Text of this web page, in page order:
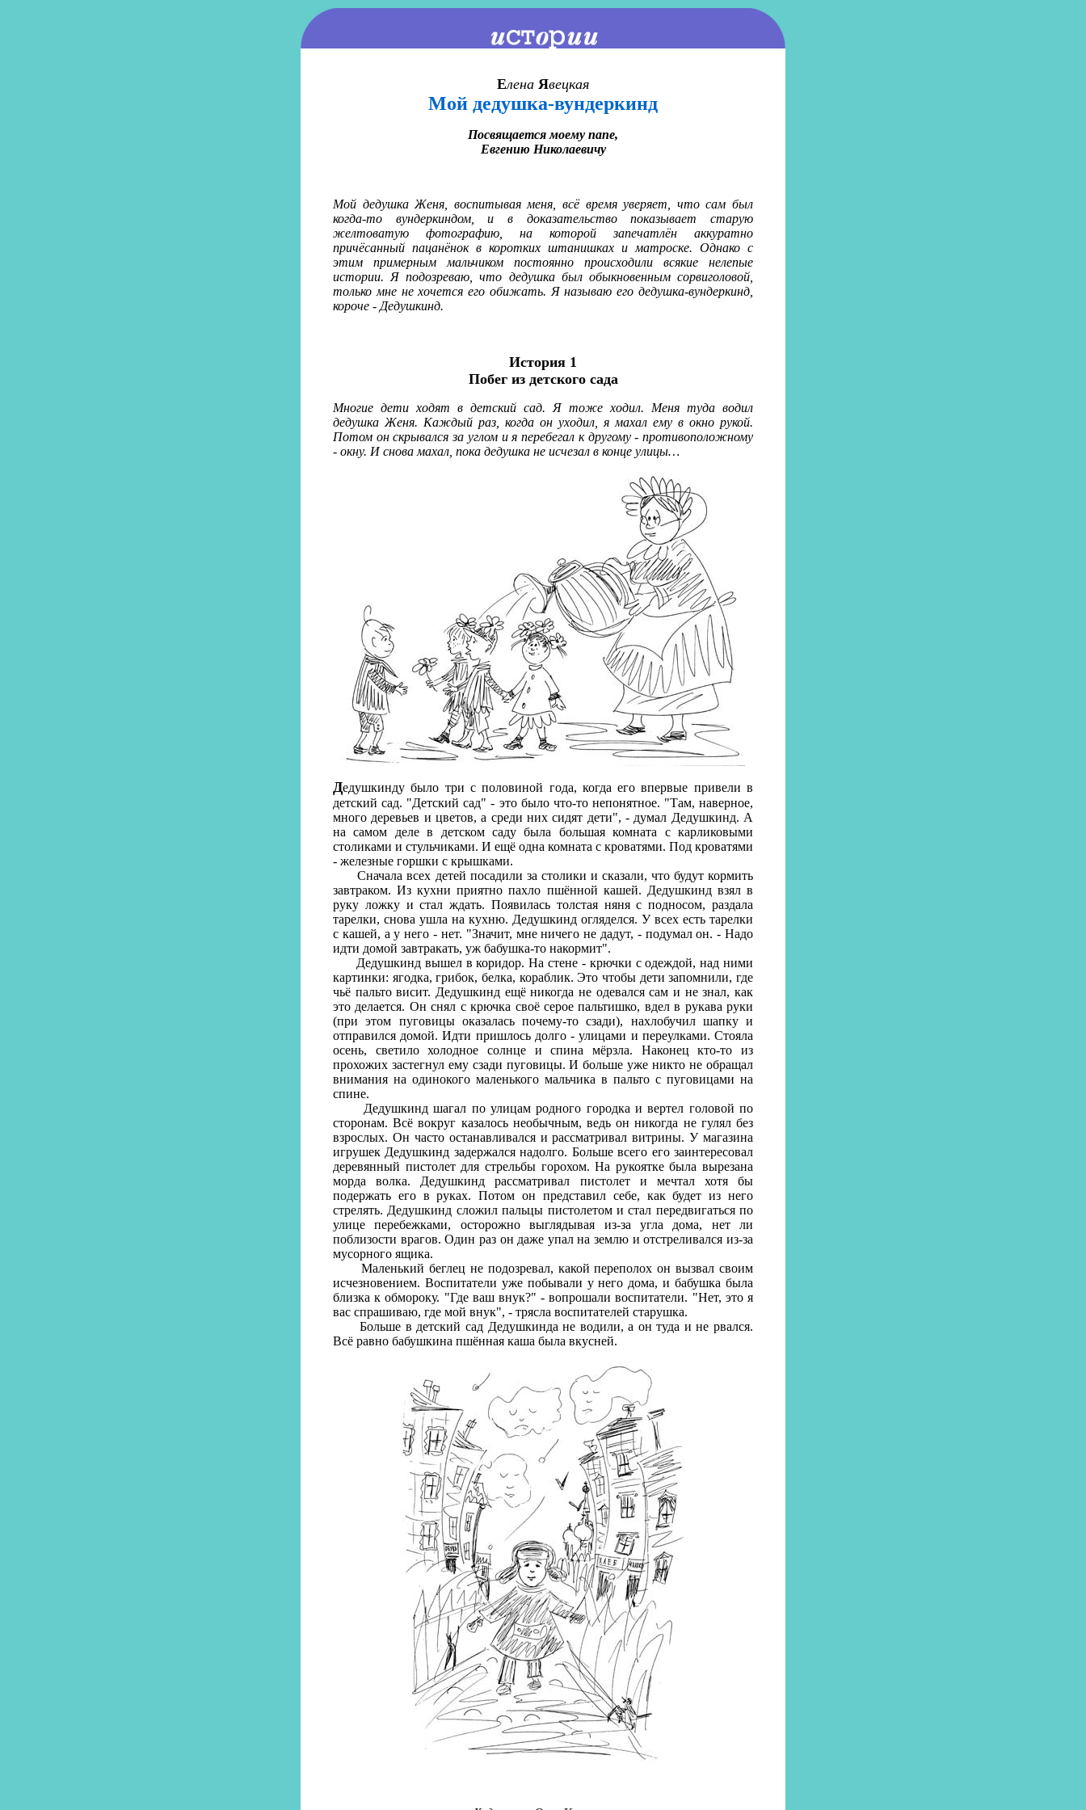
Елена Явецкая
Мой дедушка-вундеркинд
Посвящается моему папе,
Евгению Николаевичу
Мой дедушка Женя, воспитывая меня, всё время уверяет, что сам был
когда-то вундеркиндом, и в доказательство показывает старую
желтоватую фотографию, на которой запечатлён аккуратно
причёсанный пацанёнок в коротких штанишках и матроске. Однако с
этим примерным мальчиком постоянно происходили всякие нелепые
истории. Я подозреваю, что дедушка был обыкновенным сорвиголовой,
только мне не хочется его обижать. Я называю его дедушка-вундеркинд,
короче - Дедушкинд.
История 1
Побег из детского сада
Многие дети ходят в детский сад. Я тоже ходил. Меня туда водил
дедушка Женя. Каждый раз, когда он уходил, я махал ему в окно рукой.
Потом он скрывался за углом и я перебегал к другому - противоположному
- окну. И снова махал, пока дедушка не исчезал в конце улицы…
Дедушкинду было три с половиной года, когда его впервые привели в
детский сад. "Детский сад" - это было что-то непонятное. "Там, наверное,
много деревьев и цветов, а среди них сидят дети", - думал Дедушкинд. А
на самом деле в детском саду была большая комната с карликовыми
столиками и стульчиками. И ещё одна комната с кроватями. Под кроватями
- железные горшки с крышками.
Сначала всех детей посадили за столики и сказали, что будут кормить
завтраком. Из кухни приятно пахло пшённой кашей. Дедушкинд взял в
руку ложку и стал ждать. Появилась толстая няня с подносом, раздала
тарелки, снова ушла на кухню. Дедушкинд огляделся. У всех есть тарелки
с кашей, а у него - нет. "Значит, мне ничего не дадут, - подумал он. - Надо
идти домой завтракать, уж бабушка-то накормит".
Дедушкинд вышел в коридор. На стене - крючки с одеждой, над ними
картинки: ягодка, грибок, белка, кораблик. Это чтобы дети запомнили, где
чьё пальто висит. Дедушкинд ещё никогда не одевался сам и не знал, как
это делается. Он снял с крючка своё серое пальтишко, вдел в рукава руки
(при этом пуговицы оказалась почему-то сзади), нахлобучил шапку и
отправился домой. Идти пришлось долго - улицами и переулками. Стояла
осень, светило холодное солнце и спина мёрзла. Наконец кто-то из
прохожих застегнул ему сзади пуговицы. И больше уже никто не обращал
внимания на одинокого маленького мальчика в пальто с пуговицами на
спине.
Дедушкинд шагал по улицам родного городка и вертел головой по
сторонам. Всё вокруг казалось необычным, ведь он никогда не гулял без
взрослых. Он часто останавливался и рассматривал витрины. У магазина
игрушек Дедушкинд задержался надолго. Больше всего его заинтересовал
деревянный пистолет для стрельбы горохом. На рукоятке была вырезана
морда волка. Дедушкинд рассматривал пистолет и мечтал хотя бы
подержать его в руках. Потом он представил себе, как будет из него
стрелять. Дедушкинд сложил пальцы пистолетом и стал передвигаться по
улице перебежками, осторожно выглядывая из-за угла дома, нет ли
поблизости врагов. Один раз он даже упал на землю и отстреливался из-за
мусорного ящика.
Маленький беглец не подозревал, какой переполох он вызвал своим
исчезновением. Воспитатели уже побывали у него дома, и бабушка была
близка к обмороку. "Где ваш внук?" - вопрошали воспитатели. "Нет, это я
вас спрашиваю, где мой внук", - трясла воспитателей старушка.
Больше в детский сад Дедушкинда не водили, а он туда и не рвался.
Всё равно бабушкина пшённая каша была вкусней.